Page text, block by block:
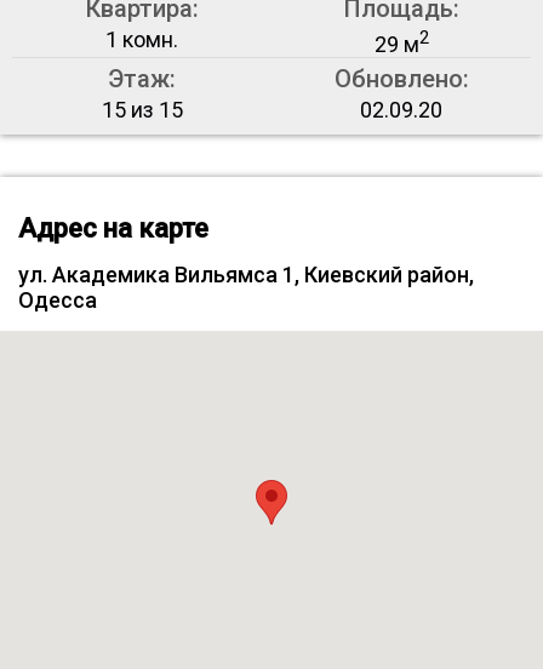
Квартира:
1 комн.
Площадь:
29 м2
Этаж:
15 из 15
Обновлено:
02.09.20
Адрес на карте
ул. Академика Вильямса 1, Киевский район,
Одесса